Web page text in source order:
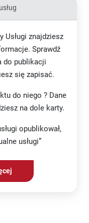
Usługi znajdziesz
Sprawdź
do publikacji
się zapisać.
do niego ? Dane
na dole karty.
opublikował,
usługi”